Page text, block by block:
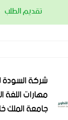
تقديم الطلب
شركة السودة
مهارات اللغة
جامعة الملك